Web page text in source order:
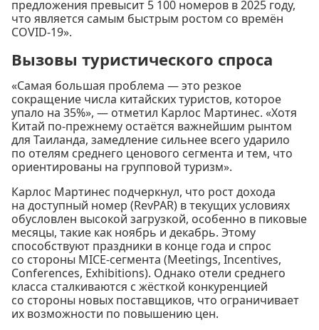
предложения превысит 5 100 номеров в 2025 году,
что является самым быстрым ростом со времён
COVID-19».
Вызовы туристического спроса
«Самая большая проблема — это резкое
сокращение числа китайских туристов, которое
упало на 35%», — отметил Карлос Мартинес. «Хотя
Китай по-прежнему остаётся важнейшим рынтом
для Таиланда, замедление сильнее всего ударило
по отелям среднего ценового сегмента и тем, что
ориентированы на групповой туризм».
Карлос Мартинес подчеркнул, что рост дохода
на доступный номер (RevPAR) в текущих условиях
обусловлен высокой загрузкой, особенно в пиковые
месяцы, такие как ноябрь и декабрь. Этому
способствуют праздники в конце года и спрос
со стороны MICE-сегмента (Meetings, Incentives,
Conferences, Exhibitions). Однако отели среднего
класса сталкиваются с жёсткой конкуренцией
со стороны новых поставщиков, что ограничивает
их возможности по повышению цен.